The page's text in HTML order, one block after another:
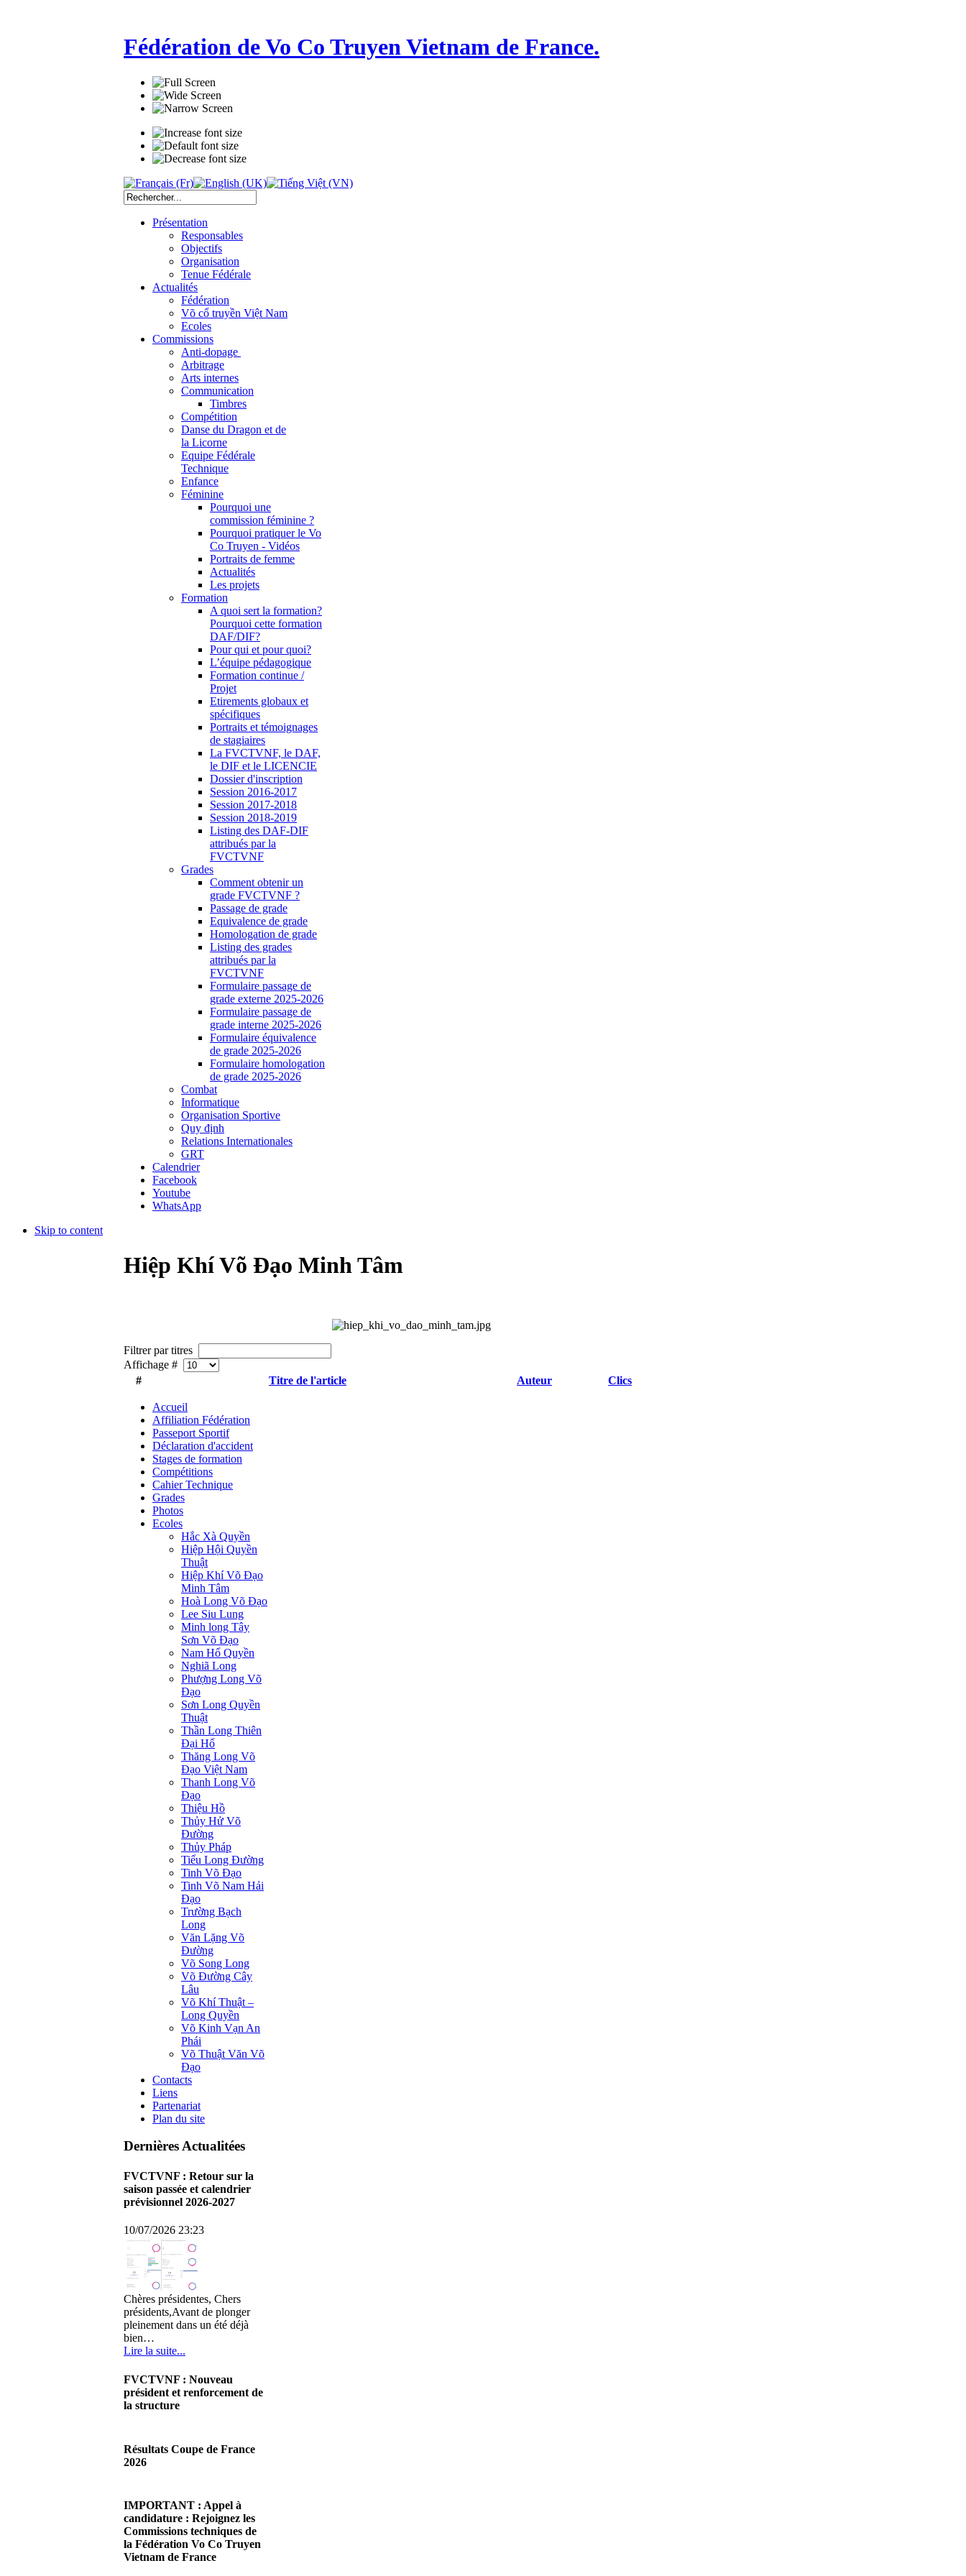
Fédération de Vo Co Truyen Vietnam de France.
Présentation
Responsables
Objectifs
Organisation
Tenue Fédérale
Actualités
Fédération
Võ cổ truyền Việt Nam
Ecoles
Commissions
Anti-dopage
Arbitrage
Communication
Timbres
Compétition
Danse du Dragon et de
la Licorne
Equipe Fédérale
Technique
Enfance
Féminine
Pourquoi une
commission féminine ?
Pourquoi pratiquer le Vo
Co Truyen - Vidéos
Portraits de femme
Actualités
Les projets
Formation
A quoi sert la formation?
Pourquoi cette formation
DAF/DIF?
Pour qui et pour quoi?
L’équipe pédagogique
Formation continue /
Projet
Etirements globaux et
spécifiques
Portraits et témoignages
de stagiaires
La FVCTVNF, le DAF,
le DIF et le LICENCIE
Dossier d'inscription
Session 2016-2017
Session 2017-2018
Session 2018-2019
Listing des DAF-DIF
attribués par la
FVCTVNF
Grades
Comment obtenir un
grade FVCTVNF ?
Passage de grade
Equivalence de grade
Homologation de grade
Listing des grades
attribués par la
FVCTVNF
Formulaire passage de
grade externe 2025-2026
Formulaire passage de
grade interne 2025-2026
Formulaire équivalence
de grade 2025-2026
Formulaire homologation
de grade 2025-2026
Combat
Informatique
Organisation Sportive
Quy định
Relations Internationales
GRT
Calendrier
Facebook
Youtube
WhatsApp
Skip to content
Hiệp Khí Võ Đạo Minh Tâm
Filtrer par titres
Affichage #
#
Titre de l'article Auteur Clics
Accueil
Affiliation Fédération
Passeport Sportif
Déclaration d'accident
Stages de formation
Compétitions
Cahier Technique
Grades
Photos
Ecoles
Hắc Xà Quyền
Hiệp Hội Quyền
Thuật
Hiệp Khí Võ Đạo
Minh Tâm
Hoà Long Võ Đạo
Lee Siu Lung
Minh long Tây
Sơn Võ Đạo
Nam Hổ Quyền
Nghiã Long
Phượng Long Võ
Đạo
Sơn Long Quyền
Thuật
Thần Long Thiên
Ðại Hổ
Thăng Long Võ
Đạo Việt Nam
Thanh Long Võ
Đạo
Thiệu Hồ
Thủy Hử Võ
Đường
Thủy Pháp
Tiểu Long Đường
Tinh Võ Đạo
Tinh Võ Nam Hải
Đạo
Trường Bạch
Long
Văn Lặng Võ
Đường
Võ Song Long
Võ Đường Cây
Lâu
Võ Khí Thuật –
Long Quyền
Võ Kinh Vạn An
Phái
Võ Thuật Văn Võ
Đạo
Contacts
Liens
Partenariat
Plan du site
Dernières Actualitées
FVCTVNF : Retour sur la
saison passée et calendrier
prévisionnel 2026-2027
10/07/2026 23:23
Chères présidentes, Chers
présidents,Avant de plonger
pleinement dans un été déjà
bien…
Lire la suite...
FVCTVNF : Nouveau
président et renforcement de
la structure
Chères Présidentes, chers
Présidents,Ce dimanche 28 juin
Lire la suite...
Résultats Coupe de France
2026
Cliquez sur ce lien pour
accéder aux résultats
Lire la suite...
IMPORTANT : Appel à
candidature : Rejoignez les
Commissions techniques de
la Fédération Vo Co Truyen
Vietnam de France